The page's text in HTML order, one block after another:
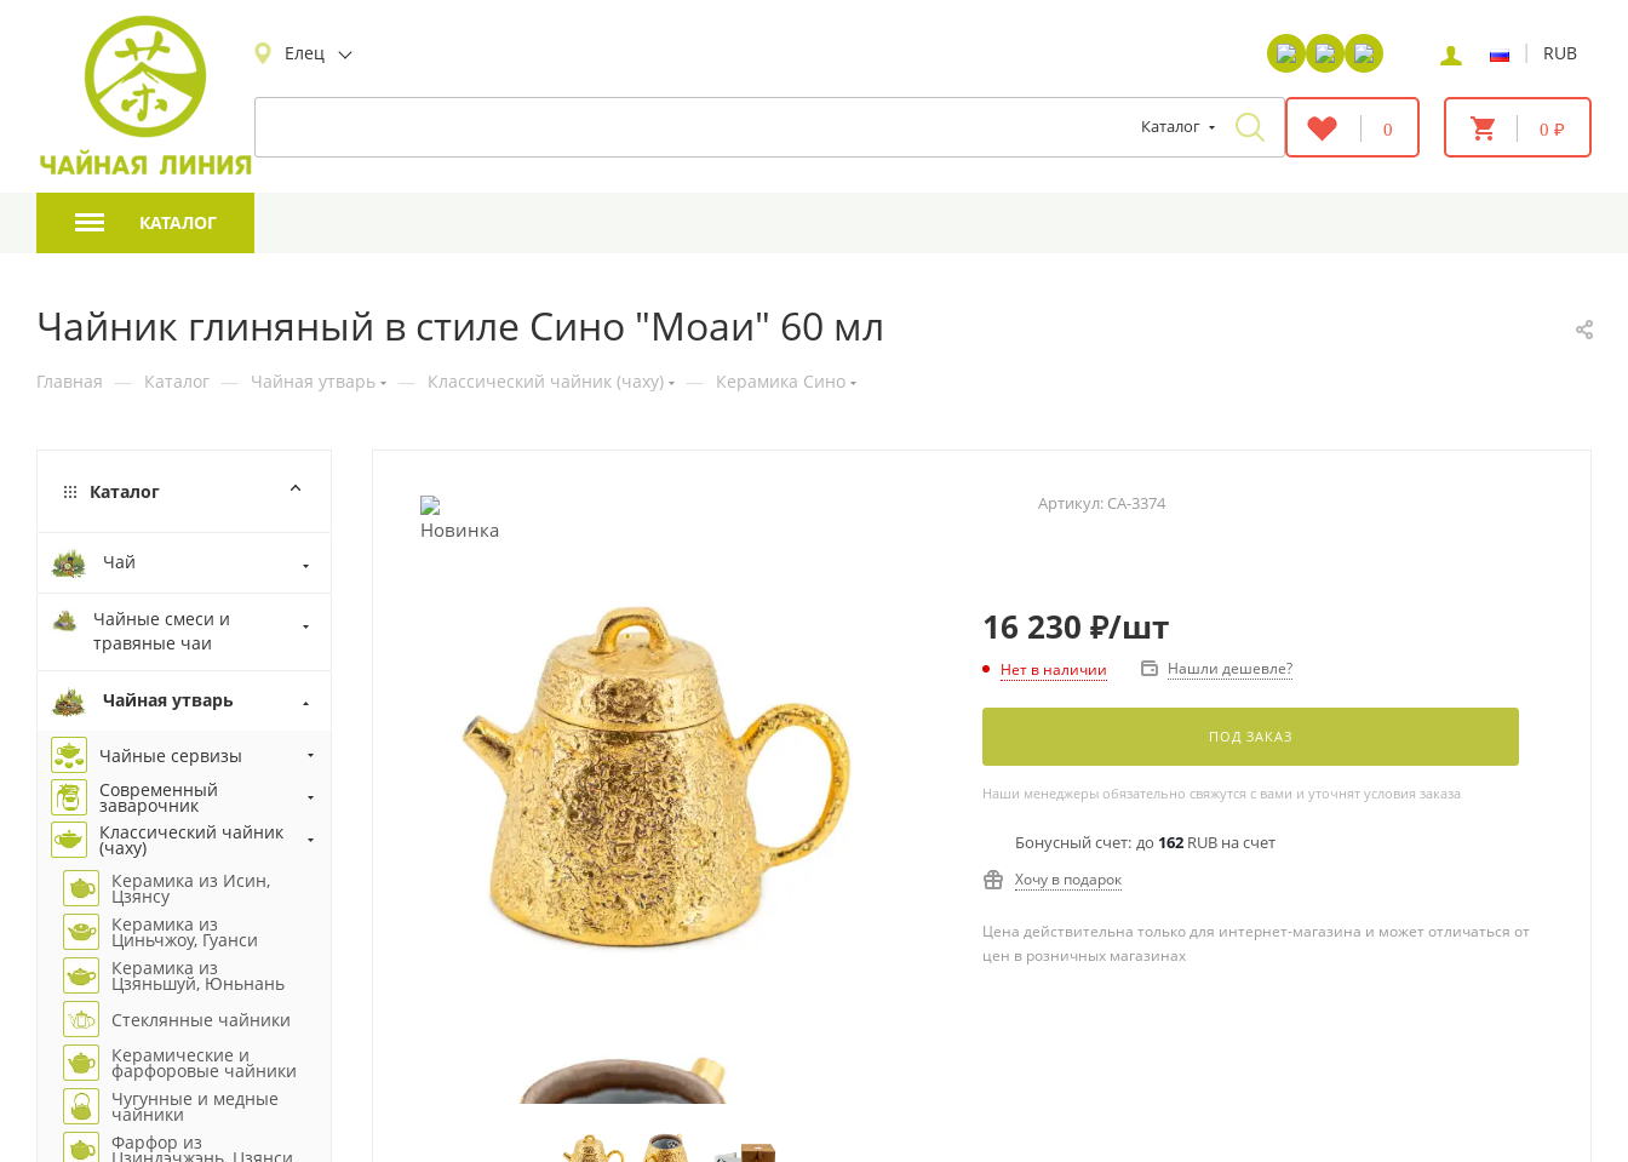
Елец | RUB
Каталог 0 0 ₽
КАТАЛОГ
Чайник глиняный в стиле Сино "Моаи" 60 мл
Главная — Каталог — Чайная утварь — Классический чайник (чаху) — Керамика Сино
Артикул: CA-3374
16 230 ₽/шт
Нет в наличии Нашли дешевле?
ПОД ЗАКАЗ
Наши менеджеры обязательно свяжутся с вами и уточнят условия заказа
Бонусный счет: до 162RUB на счет
Хочу в подарок
Цена действительна только для интернет-магазина и может отличаться от
цен в розничных магазинах
Каталог
Чай
Чайные смеси и
травяные чаи
Чайная утварь
Чайные сервизы
Современный
заварочник
Классический чайник
(чаху)
Керамика из Исин,
Цзянсу
Керамика из
Циньчжоу, Гуанси
Керамика из
Цзяньшуй, Юньнань
Стеклянные чайники
Керамические и
фарфоровые чайники
Чугунные и медные
чайники
Фарфор из